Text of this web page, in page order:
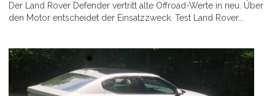
Der Land Rover Defender vertritt alte Offroad-Werte in neu. Über
den Motor entscheidet der Einsatzzweck. Test Land Rover...